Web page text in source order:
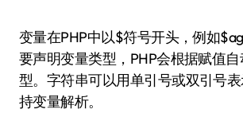
变量在PHP中以$符号开头，例如
要声明变量类型，PHP会根据赋值
型。字符串可以用单引号或双引号
持变量解析。